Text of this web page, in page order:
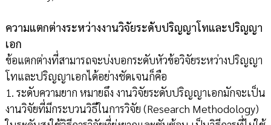
ความแตกต่างระหว่างงานวิจัยระดับปริญญาโทและปริญญา
เอก
ข้อแตกต่างที่สามารถจะบ่งบอกระดับหัวข้อวิจัยระหว่างปริญญา
โทและปริญญาเอกได้อย่างชัดเจนก็คือ
1. ระดับความยาก หมายถึง งานวิจัยระดับปริญญาเอกมักจะเป็น
งานวิจัยที่มีกระบวนวิธีในการวิจัย (Research Methodology)